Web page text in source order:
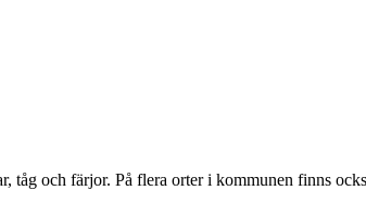
och färjor. På flera orter i kommunen finns